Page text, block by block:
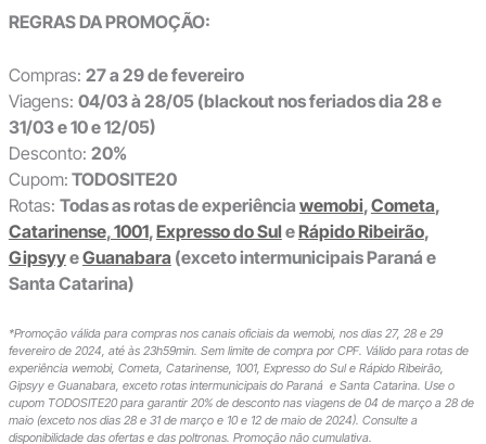
REGRAS DA PROMOÇÃO:
Compras: 27 a 29 de fevereiro
Viagens: 04/03 à 28/05 (blackout nos feriados dia 28 e
31/03 e 10 e 12/05)
Desconto: 20%
Cupom: TODOSITE20
Rotas: Todas as rotas de experiência wemobi,Cometa,
Catarinense,1001,Expresso do Sul eRápido Ribeirão,
GipsyyeGuanabara (exceto intermunicipais Paraná e
Santa Catarina)
*Promoção válida para compras nos canais oficiais da wemobi, nos dias 27, 28 e 29
fevereiro de 2024, até às 23h59min. Sem limite de compra por CPF. Válido para rotas de
experiência wemobi, Cometa, Catarinense, 1001, Expresso do Sul e Rápido Ribeirão,
Gipsyy e Guanabara, exceto rotas intermunicipais do Paraná e Santa Catarina. Use o
cupom TODOSITE20 para garantir 20% de desconto nas viagens de 04 de março a 28 de
maio (exceto nos dias 28 e 31 de março e 10 e 12 de maio de 2024). Consulte a
disponibilidade das ofertas e das poltronas. Promoção não cumulativa.